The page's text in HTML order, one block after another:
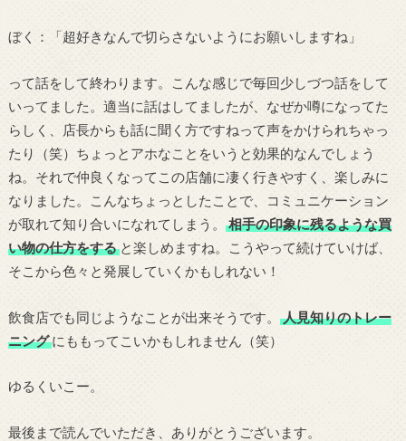
ぼく：「超好きなんで切らさないようにお願いしますね」
って話をして終わります。こんな感じで毎回少しづつ話をして
いってました。適当に話はしてましたが、なぜか噂になってた
らしく、店長からも話に聞く方ですねって声をかけられちゃっ
たり（笑）ちょっとアホなことをいうと効果的なんでしょう
ね。それで仲良くなってこの店舗に凄く行きやすく、楽しみに
なりました。こんなちょっとしたことで、コミュニケーション
が取れて知り合いになれてしまう。
相手の印象に残るような買
い物の仕方をすると楽しめますね。こうやって続けていけば、
そこから色々と発展していくかもしれない！
飲食店でも同じようなことが出来そうです。
人見知りのトレー
ニングにももってこいかもしれません（笑）
ゆるくいこー。
最後まで読んでいただき、ありがとうございます。